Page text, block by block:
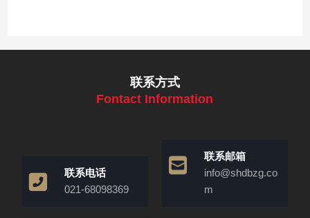
联系方式
Fontact Information
联系电话
021-68098369
联系邮箱
info@shdbzg.co
m